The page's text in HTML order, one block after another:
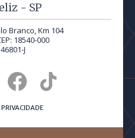
- SP
Branco, Km 104
18540-000
J